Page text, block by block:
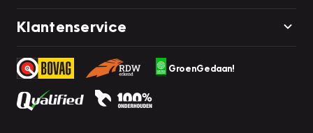
Klantenservice
GroenGedaan!